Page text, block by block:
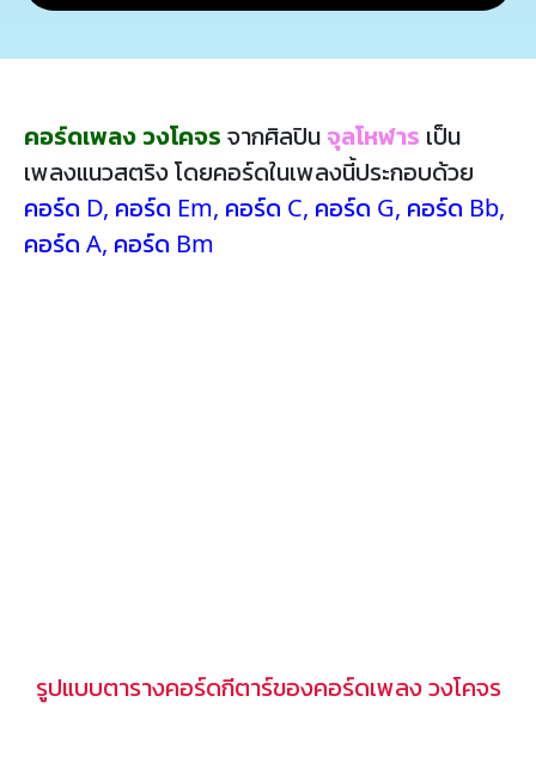
คอร์ดเพลง วงโคจร จากศิลปิน จุลโหฬาร เป็น
เพลงแนวสตริง โดยคอร์ดในเพลงนี้ประกอบด้วย
คอร์ด D, คอร์ด Em, คอร์ด C, คอร์ด G, คอร์ด Bb,
คอร์ด A, คอร์ด Bm
รูปแบบตารางคอร์ดกีตาร์ของคอร์ดเพลง วงโคจร